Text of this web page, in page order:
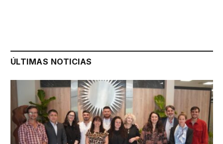
ÚLTIMAS NOTICIAS